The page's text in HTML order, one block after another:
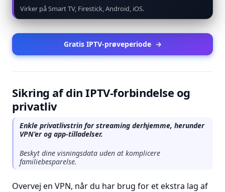
Virker på Smart TV, Firestick, Android, iOS.
Gratis IPTV-prøveperiode →
Sikring af din IPTV-forbindelse og
privatliv
Enkle privatlivstrin for streaming derhjemme, herunder
VPN’er og app-tilladelser.
Beskyt dine visningsdata uden at komplicere
familiebesparelse.
Overvej en VPN, når du har brug for et ekstra lag af